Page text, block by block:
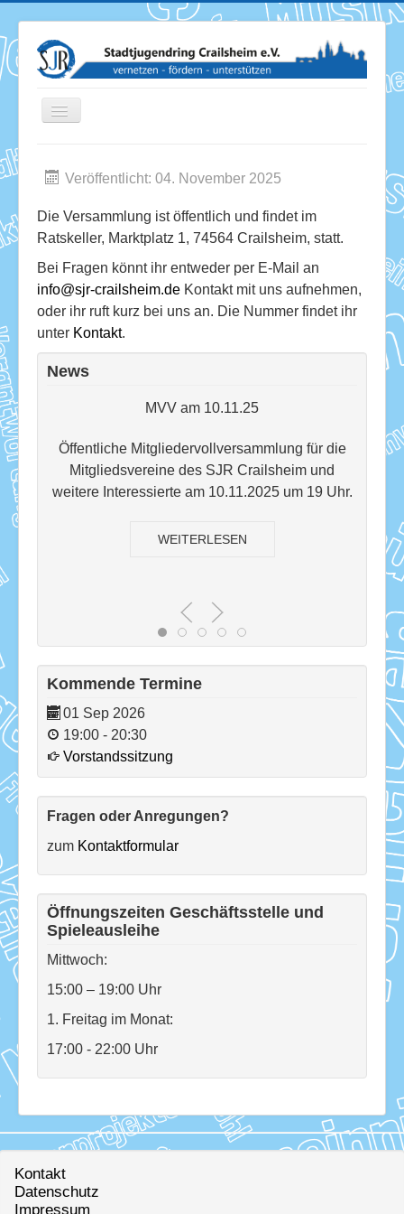
Toggle
Termine
Über uns
Mitglieder
Förderung
Services
Ausleihe
Ratskeller
Veröffentlicht: 04. November 2025
Die Versammlung ist öffentlich und findet im
Ratskeller, Marktplatz 1, 74564 Crailsheim, statt.
Bei Fragen könnt ihr entweder per E-Mail an
info@sjr-crailsheim.de Kontakt mit uns aufnehmen,
oder ihr ruft kurz bei uns an. Die Nummer findet ihr
unter Kontakt.
News
MVV am 10.11.25
Öffentliche Mitgliedervollversammlung für die
Mitgliedsvereine des SJR Crailsheim und
weitere Interessierte am 10.11.2025 um 19 Uhr.
WEITERLESEN
Kommende Termine
01 Sep 2026
19:00 - 20:30
Vorstandssitzung
Fragen oder Anregungen?
zum Kontaktformular
Öffnungszeiten Geschäftsstelle und
Spieleausleihe
Mittwoch:
15:00 – 19:00 Uhr
1. Freitag im Monat:
17:00 - 22:00 Uhr
Kontakt
Datenschutz
Impressum